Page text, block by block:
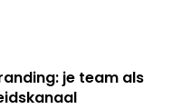
je team als